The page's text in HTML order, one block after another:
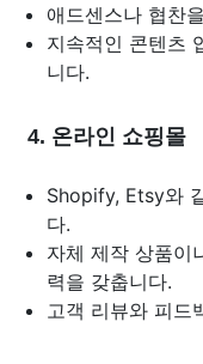
애드센스나 협찬
지속적인 콘텐츠
니다.
4. 온라인 쇼핑몰
Shopify, Etsy와
다.
자체 제작 상품이
력을 갖춥니다.
고객 리뷰와 피드